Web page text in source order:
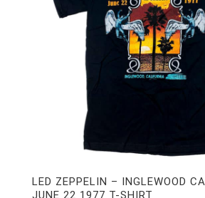
LED ZEPPELIN – INGLEWOOD
JUNE 22 1977 T-SHIRT